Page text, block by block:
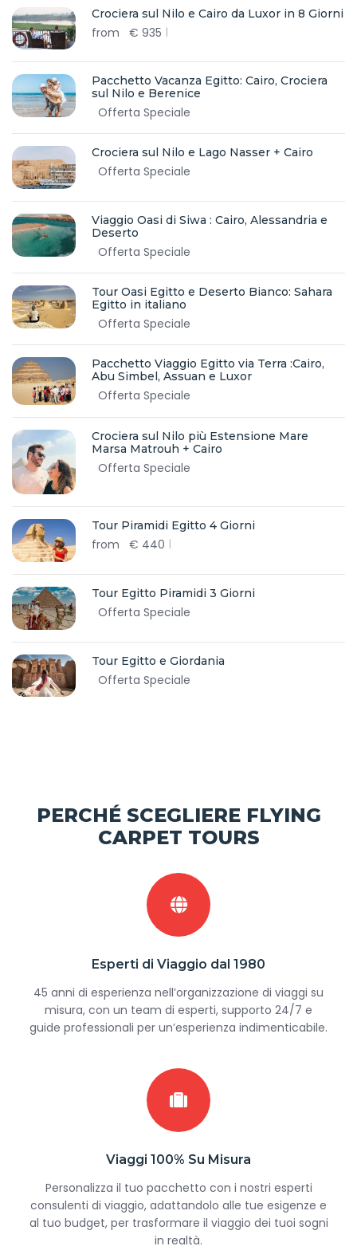
Crociera sul Nilo e Cairo da Luxor in 8 Giorni
from € 935
Pacchetto Vacanza Egitto: Cairo, Crociera
sul Nilo e Berenice
Offerta Speciale
Crociera sul Nilo e Lago Nasser + Cairo
Offerta Speciale
Viaggio Oasi di Siwa : Cairo, Alessandria e
Deserto
Offerta Speciale
Tour Oasi Egitto e Deserto Bianco: Sahara
Egitto in italiano
Offerta Speciale
Pacchetto Viaggio Egitto via Terra :Cairo,
Abu Simbel, Assuan e Luxor
Offerta Speciale
Crociera sul Nilo più Estensione Mare
Marsa Matrouh + Cairo
Offerta Speciale
Tour Piramidi Egitto 4 Giorni
from € 440
Tour Egitto Piramidi 3 Giorni
Offerta Speciale
Tour Egitto e Giordania
Offerta Speciale
PERCHÉ SCEGLIERE FLYING
CARPET TOURS
Esperti di Viaggio dal 1980
45 anni di esperienza nell’organizzazione di viaggi su
misura, con un team di esperti, supporto 24/7 e
guide professionali per un’esperienza indimenticabile.
Viaggi 100% Su Misura
Personalizza il tuo pacchetto con i nostri esperti
consulenti di viaggio, adattandolo alle tue esigenze e
al tuo budget, per trasformare il viaggio dei tuoi sogni
in realtà.